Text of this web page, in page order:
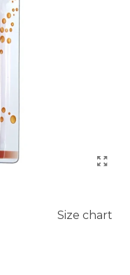
Size chart